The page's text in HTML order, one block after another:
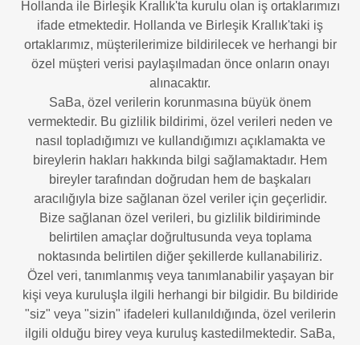
Hollanda ile Birleşik Krallık'ta kurulu olan iş ortaklarımızı
ifade etmektedir. Hollanda ve Birleşik Krallık'taki iş
ortaklarımız, müşterilerimize bildirilecek ve herhangi bir
özel müşteri verisi paylaşılmadan önce onların onayı
alınacaktır.
SaBa, özel verilerin korunmasına büyük önem
vermektedir. Bu gizlilik bildirimi, özel verileri neden ve
nasıl topladığımızı ve kullandığımızı açıklamakta ve
bireylerin hakları hakkında bilgi sağlamaktadır. Hem
bireyler tarafından doğrudan hem de başkaları
aracılığıyla bize sağlanan özel veriler için geçerlidir.
Bize sağlanan özel verileri, bu gizlilik bildiriminde
belirtilen amaçlar doğrultusunda veya toplama
noktasında belirtilen diğer şekillerde kullanabiliriz.
Özel veri, tanımlanmış veya tanımlanabilir yaşayan bir
kişi veya kuruluşla ilgili herhangi bir bilgidir. Bu bildiride
"siz" veya "sizin" ifadeleri kullanıldığında, özel verilerin
ilgili olduğu birey veya kuruluş kastedilmektedir. SaBa,